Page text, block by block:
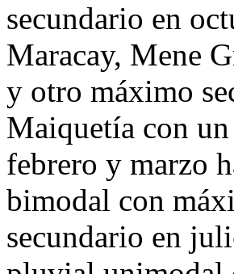
secundario en
Maracay, Mene
y otro máximo
Maiquetía con
febrero y marzo
bimodal con
secundario en